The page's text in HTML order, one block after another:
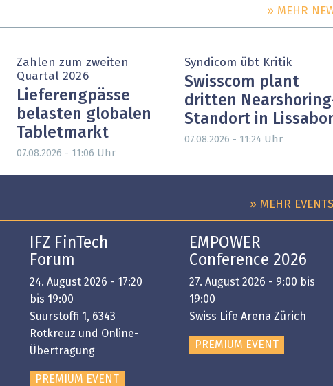
» MEHR
Zahlen zum zweiten
Quartal 2026
Lieferengpässe
belasten globalen
Tabletmarkt
07.08.2026 - 11:06 Uhr
Syndicom übt Kritik
Swisscom plant
dritten
Standort in
07.08.2026 - 11:24 Uhr
» MEHR EVENTS
IFZ FinTech
Forum
24. August 2026 - 17:20
bis 19:00
Suurstoffi 1, 6343
Rotkreuz und Online-
Übertragung
PREMIUM EVENT
EMPOWER
Conference 2026
27. August 2026 - 9:00 bis
19:00
Swiss Life Arena Zürich
PREMIUM EVENT